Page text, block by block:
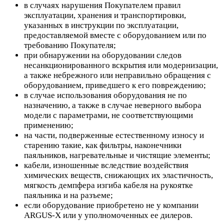
в случаях нарушения Покупателем правил
эксплуатации, хранения и транспортировки,
указанных в инструкции по эксплуатации,
предоставляемой вместе с оборудованием или по
требованию Покупателя;
при обнаружении на оборудовании следов
несанкционированного вскрытия или модернизации,
а также небрежного или неправильно обращения с
оборудованием, приведшего к его повреждению;
в случае использования оборудования не по
назначению, а также в случае неверного выбора
модели с параметрами, не соответствующими
применению;
на части, подверженные естественному износу и
старению такие, как фильтры, наконечники
паяльников, нагревательные и чистящие элементы;
кабели, изношенные вследствие воздействия
химических веществ, снижающих их эластичность,
мягкость демпфера изгиба кабеля на рукоятке
паяльника и на разъеме;
если оборудование приобретено не у компании
ARGUS-X или у уполномоченных ее дилеров.